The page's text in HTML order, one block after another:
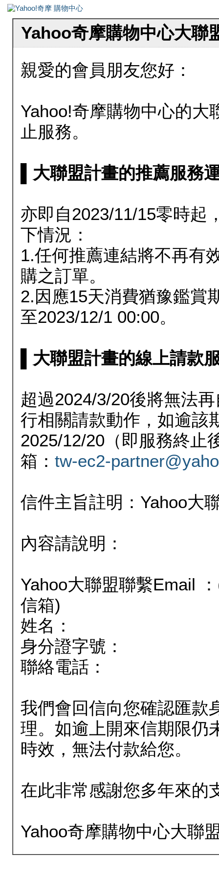
Yahoo奇摩購物中心大聯
親愛的會員朋友您好：
Yahoo!奇摩購物中心的大
止服務。
▌大聯盟計畫的推薦服務
亦即自2023/11/15零時起
下情況：
1.任何推薦連結將不再有
購之訂單。
2.因應15天消費猶豫鑑賞
至2023/12/1 00:00。
▌大聯盟計畫的線上請款
超過2024/3/20後將無法
行相關請款動作，如逾該
2025/12/20（即服務終止
箱： tw-ec2-
信件主旨註明：Yahoo大
內容請說明：
Yahoo大聯盟聯繫Email
信箱)
姓名：
身分證字號：
聯絡電話：
我們會回信向您確認匯款
理。如逾上開來信期限仍
時效，無法付款給您。
在此非常感謝您多年來的
Yahoo奇摩購物中心大